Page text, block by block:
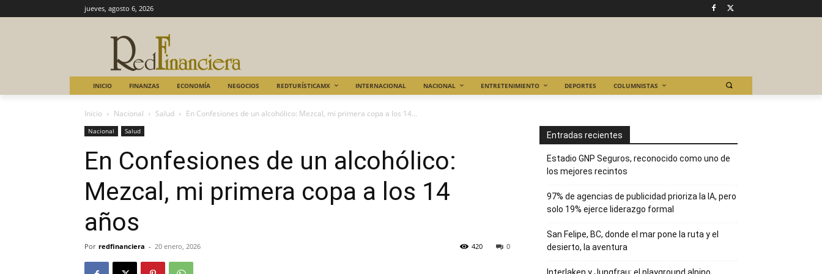
jueves, agosto 6, 2026
INICIO FINANZAS ECONOMÍA NEGOCIOS REDTURÍSTICAMX INTERNACIONAL NACIONAL ENTRETENIMIENTO DEPORTES COLUMNISTAS
Inicio Nacional Salud En Confesiones de un alcohólico: Mezcal, mi primera copa a los 14...
Nacional Salud
En Confesiones de un alcohólico:
Mezcal, mi primera copa a los 14
años
Por redfinanciera - 20 enero, 2026 0
420
Entradas recientes
Estadio GNP Seguros, reconocido como uno de
los mejores recintos
97% de agencias de publicidad prioriza la IA, pero
solo 19% ejerce liderazgo formal
San Felipe, BC, donde el mar pone la ruta y el
desierto, la aventura